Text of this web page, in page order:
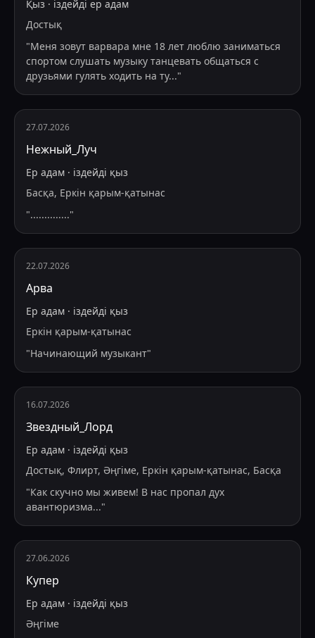
Қыз · іздейді ер адам
Достық
"Меня зовут варвара мне 18 лет люблю заниматься
спортом слушать музыку танцевать общаться с
друзьями гулять ходить на ту..."
27.07.2026
Нежный_Луч
Ер адам · іздейді қыз
Басқа, Еркін қарым-қатынас
".............."
22.07.2026
Арва
Ер адам · іздейді қыз
Еркін қарым-қатынас
"Начинающий музыкант"
16.07.2026
Звездный_Лорд
Ер адам · іздейді қыз
Достық, Флирт, Әңгіме, Еркін қарым-қатынас, Басқа
"Как скучно мы живем! В нас пропал дух
авантюризма..."
27.06.2026
Купер
Ер адам · іздейді қыз
Әңгіме